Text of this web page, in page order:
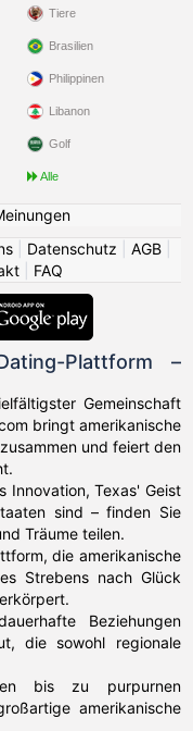
Tiere
Brasilien
Philippinen
Libanon
Golf
Alle
Datenschutz AGB
FAQ
Plattform –
Gemeinschaft
bringt amerikanische
und feiert den
Innovation, Texas' Geist
sind – finden Sie
Träume teilen.
die amerikanische
Strebens nach Glück
Beziehungen
die sowohl regionale
bis zu purpurnen
amerikanische